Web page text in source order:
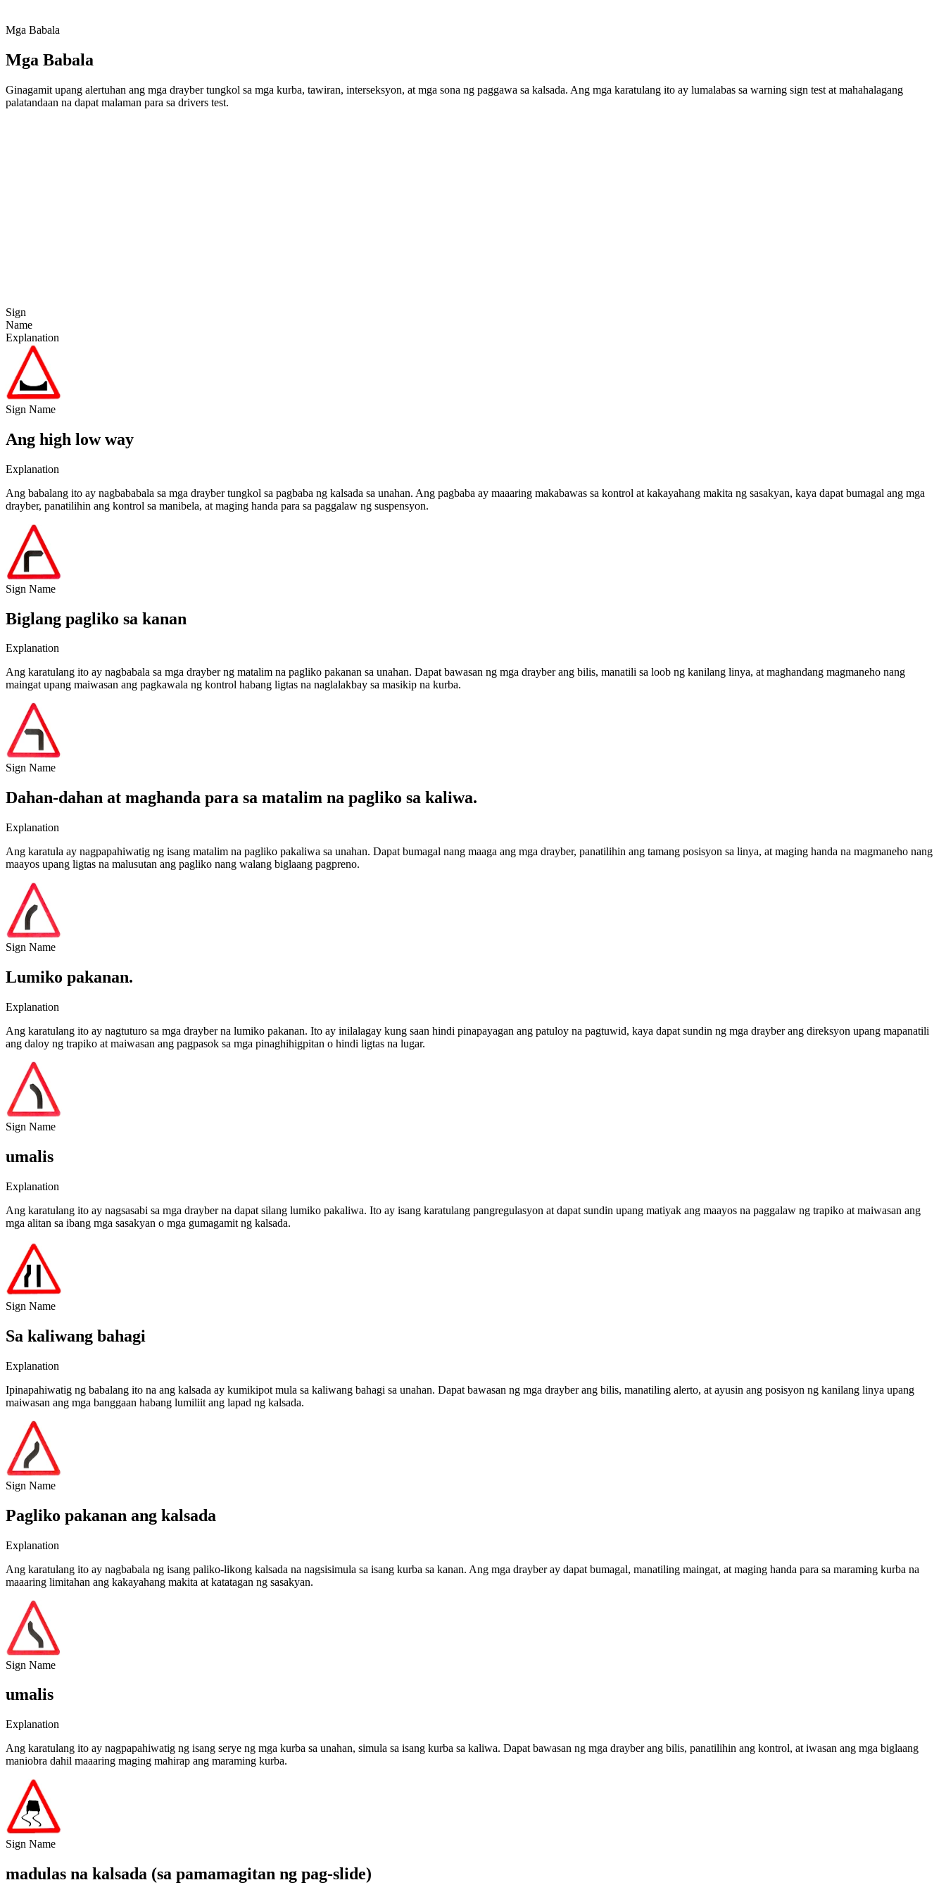
Mga Babala
Mga Babala
Ginagamit upang alertuhan ang mga drayber tungkol sa mga kurba, tawiran, interseksyon, at mga sona ng paggawa sa kalsada. Ang mga karatulang ito ay lumalabas sa warning sign test at mahahalagang
palatandaan na dapat malaman para sa drivers test.
Sign
Name
Explanation
Sign Name
Ang high low way
Explanation
Ang babalang ito ay nagbababala sa mga drayber tungkol sa pagbaba ng kalsada sa unahan. Ang pagbaba ay maaaring makabawas sa kontrol at kakayahang makita ng sasakyan, kaya dapat bumagal ang mga
drayber, panatilihin ang kontrol sa manibela, at maging handa para sa paggalaw ng suspensyon.
Sign Name
Biglang pagliko sa kanan
Explanation
Ang karatulang ito ay nagbabala sa mga drayber ng matalim na pagliko pakanan sa unahan. Dapat bawasan ng mga drayber ang bilis, manatili sa loob ng kanilang linya, at maghandang magmaneho nang
maingat upang maiwasan ang pagkawala ng kontrol habang ligtas na naglalakbay sa masikip na kurba.
Sign Name
Dahan-dahan at maghanda para sa matalim na pagliko sa kaliwa.
Explanation
Ang karatula ay nagpapahiwatig ng isang matalim na pagliko pakaliwa sa unahan. Dapat bumagal nang maaga ang mga drayber, panatilihin ang tamang posisyon sa linya, at maging handa na magmaneho nang
maayos upang ligtas na malusutan ang pagliko nang walang biglaang pagpreno.
Sign Name
Lumiko pakanan.
Explanation
Ang karatulang ito ay nagtuturo sa mga drayber na lumiko pakanan. Ito ay inilalagay kung saan hindi pinapayagan ang patuloy na pagtuwid, kaya dapat sundin ng mga drayber ang direksyon upang mapanatili
ang daloy ng trapiko at maiwasan ang pagpasok sa mga pinaghihigpitan o hindi ligtas na lugar.
Sign Name
umalis
Explanation
Ang karatulang ito ay nagsasabi sa mga drayber na dapat silang lumiko pakaliwa. Ito ay isang karatulang pangregulasyon at dapat sundin upang matiyak ang maayos na paggalaw ng trapiko at maiwasan ang
mga alitan sa ibang mga sasakyan o mga gumagamit ng kalsada.
Sign Name
Sa kaliwang bahagi
Explanation
Ipinapahiwatig ng babalang ito na ang kalsada ay kumikipot mula sa kaliwang bahagi sa unahan. Dapat bawasan ng mga drayber ang bilis, manatiling alerto, at ayusin ang posisyon ng kanilang linya upang
maiwasan ang mga banggaan habang lumiliit ang lapad ng kalsada.
Sign Name
Pagliko pakanan ang kalsada
Explanation
Ang karatulang ito ay nagbabala ng isang paliko-likong kalsada na nagsisimula sa isang kurba sa kanan. Ang mga drayber ay dapat bumagal, manatiling maingat, at maging handa para sa maraming kurba na
maaaring limitahan ang kakayahang makita at katatagan ng sasakyan.
Sign Name
umalis
Explanation
Ang karatulang ito ay nagpapahiwatig ng isang serye ng mga kurba sa unahan, simula sa isang kurba sa kaliwa. Dapat bawasan ng mga drayber ang bilis, panatilihin ang kontrol, at iwasan ang mga biglaang
maniobra dahil maaaring maging mahirap ang maraming kurba.
Sign Name
madulas na kalsada (sa pamamagitan ng pag-slide)